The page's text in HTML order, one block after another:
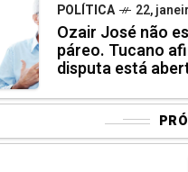
POLÍTICA 22,
Ozair José não
páreo. Tucano
disputa está